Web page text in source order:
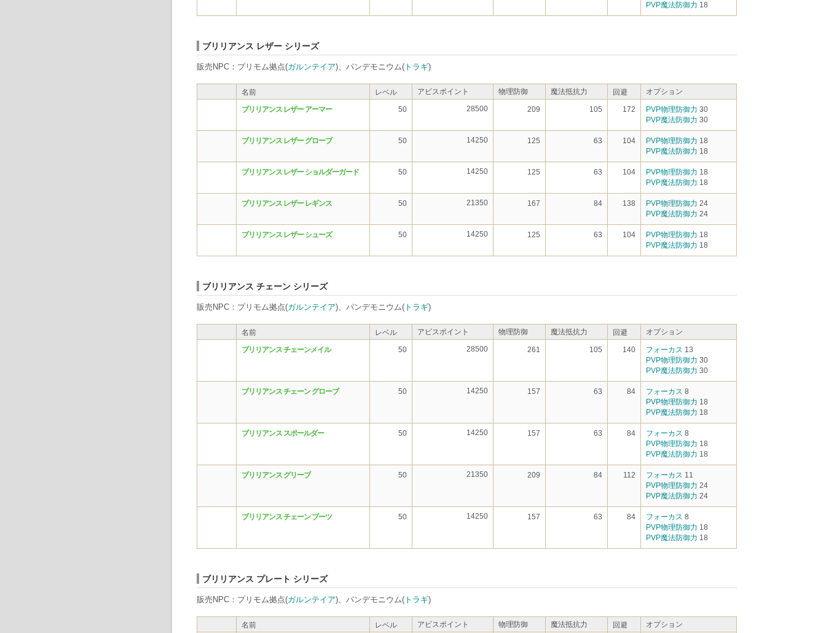
PVP魔法防御力 18
ブリリアンス レザー シリーズ
販売NPC：プリモム拠点(ガルンテイア)、パンデモニウム( トラギ)
名前 レベル アビスポイント 物理防御 魔法抵抗力 回避 オプション
ブリリアンス レザー アーマー 50 28500 209 105 172 PVP物理防御力 30
PVP魔法防御力 30
ブリリアンス レザー グローブ 50 14250 125 63 104 PVP物理防御力 18
PVP魔法防御力 18
ブリリアンス レザー ショルダーガード 50 14250 125 63 104 PVP物理防御力 18
PVP魔法防御力 18
ブリリアンス レザー レギンス 50 21350 167 84 138 PVP物理防御力 24
PVP魔法防御力 24
ブリリアンス レザー シューズ 50 14250 125 63 104 PVP物理防御力 18
PVP魔法防御力 18
ブリリアンス チェーン シリーズ
販売NPC：プリモム拠点(ガルンテイア)、パンデモニウム( トラギ)
名前 レベル アビスポイント 物理防御 魔法抵抗力 回避 オプション
ブリリアンス チェーンメイル 50 28500 261 105 140 フォーカス 13
PVP物理防御力 30
PVP魔法防御力 30
ブリリアンス チェーン グローブ 50 14250 157 63 84 フォーカス 8
PVP物理防御力 18
PVP魔法防御力 18
ブリリアンス スポールダー 50 14250 157 63 84 フォーカス 8
PVP物理防御力 18
PVP魔法防御力 18
ブリリアンス グリーブ 50 21350 209 84 112 フォーカス 11
PVP物理防御力 24
PVP魔法防御力 24
ブリリアンス チェーン ブーツ 50 14250 157 63 84 フォーカス 8
PVP物理防御力 18
PVP魔法防御力 18
ブリリアンス プレート シリーズ
販売NPC：プリモム拠点(ガルンテイア)、パンデモニウム( トラギ)
名前 レベル アビスポイント 物理防御 魔法抵抗力 回避 オプション